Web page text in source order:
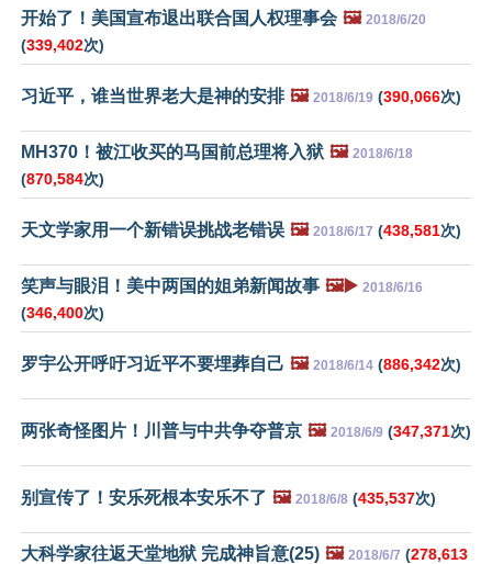
开始了！美国宣布退出联合国人权理事会 🖼️ 2018/6/20
(339,402次)
习近平，谁当世界老大是神的安排 🖼️ 2018/6/19 (390,066次)
MH370！被江收买的马国前总理将入狱 🖼️ 2018/6/18
(870,584次)
天文学家用一个新错误挑战老错误 🖼️ 2018/6/17 (438,581次)
笑声与眼泪！美中两国的姐弟新闻故事 🖼️▶️ 2018/6/16
(346,400次)
罗宇公开呼吁习近平不要埋葬自己 🖼️ 2018/6/14 (886,342次)
两张奇怪图片！川普与中共争夺普京 🖼️ 2018/6/9 (347,371次)
别宣传了！安乐死根本安乐不了 🖼️ 2018/6/8 (435,537次)
大科学家往返天堂地狱 完成神旨意(25) 🖼️ 2018/6/7 (278,613